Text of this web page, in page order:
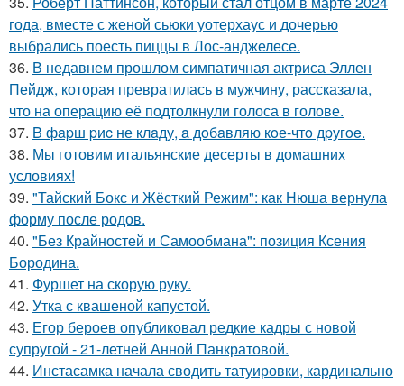
года, вместе с женой сьюки уотерхаус и дочерью
выбрались поесть пиццы в Лос-анджелесе.
36. В недавнем прошлом симпатичная актриса Эллен
Пейдж, которая превратилась в мужчину, рассказала,
что на операцию её подтолкнули голоса в голове.
37. B фapш pиc не клaду, a дoбaвляю кoе-чтo дpугoe.
38. Мы готовим итальянские десерты в домашних
условиях!
39. "Тайский Бокс и Жёсткий Режим": как Нюша вернула
форму после родов.
40. "Без Крайностей и Самообмана": позиция Ксения
Бородина.
41. Фуршет на скорую руку.
42. Утка с квашеной капустой.
43. Егор бероев опубликовал редкие кадры с новой
супругой - 21-летней Анной Панкратовой.
44. Инстасамка начала сводить татуировки, кардинально